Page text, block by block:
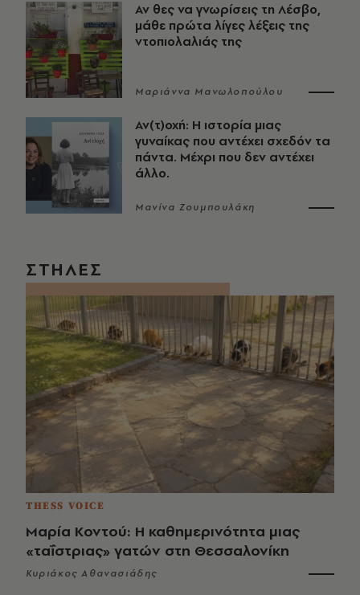
Αν θες να γνωρίσεις τη Λέσβο,
μάθε πρώτα λίγες λέξεις της
ντοπιολαλιάς της
Μαριάννα Μανωλοπούλου
Αν(τ)οχή: Η ιστορία μιας
γυναίκας που αντέχει σχεδόν τα
πάντα. Μέχρι που δεν αντέχει
άλλο.
Μανίνα Ζουμπουλάκη
ΣΤΗΛΕΣ
THESS VOICE
Μαρία Κοντού: Η καθημερινότητα μιας
«ταΐστριας» γατών στη Θεσσαλονίκη
Κυριάκος Αθανασιάδης